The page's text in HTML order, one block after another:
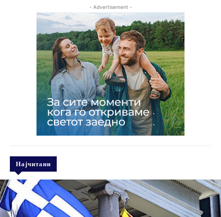
- Advertisement -
Најчитани